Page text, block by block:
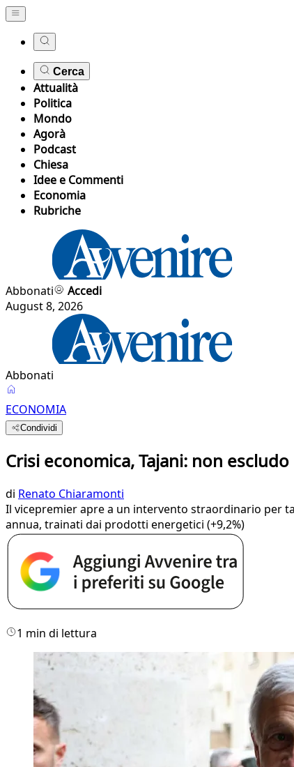
Cerca
Attualità
Politica
Mondo
Agorà
Podcast
Chiesa
Idee e Commenti
Economia
Rubriche
Abbonati
Accedi
August 8, 2026
Abbonati
ECONOMIA
Condividi
Crisi economica, Tajani: non
di Renato Chiaramonti
Il vicepremier apre a un intervento straordinario per
annua, trainati dai prodotti energetici (+9,2%)
1 min di lettura